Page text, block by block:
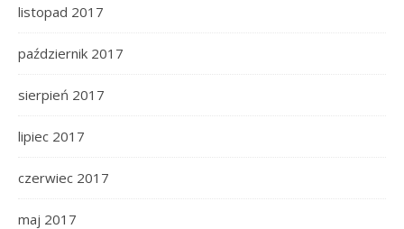
listopad 2017
październik 2017
sierpień 2017
lipiec 2017
czerwiec 2017
maj 2017